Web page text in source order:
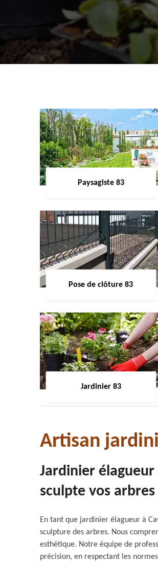
Paysagiste 83
Pose de clôture 83
Jardinier 83
Artisan
Jardinier élagueur
sculpte vos
En tant que jardinier élagueur à
sculpture des arbres. Nous
esthétique. Notre équipe de
précision, en respectant les